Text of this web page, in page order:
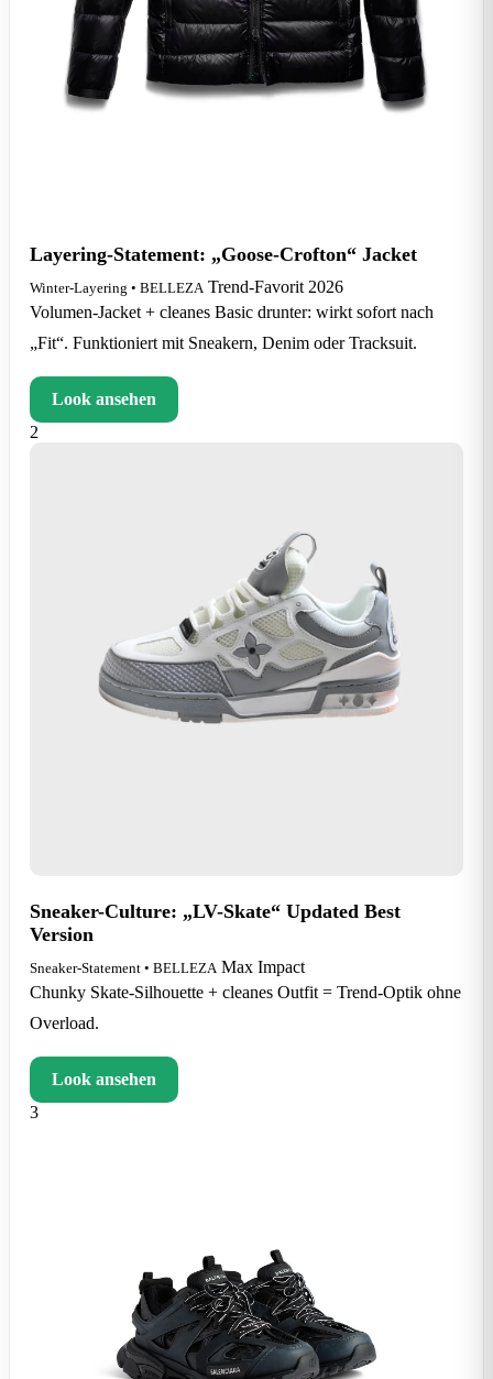
Layering-Statement: „Goose-Crofton“ Jacket
Winter-Layering • BELLEZA Trend-Favorit 2026
Volumen-Jacket + cleanes Basic drunter: wirkt sofort nach
„Fit“. Funktioniert mit Sneakern, Denim oder Tracksuit.
Look ansehen
2
Sneaker-Culture: „LV-Skate“ Updated Best
Version
Sneaker-Statement • BELLEZA Max Impact
Chunky Skate-Silhouette + cleanes Outfit = Trend-Optik ohne
Overload.
Look ansehen
3